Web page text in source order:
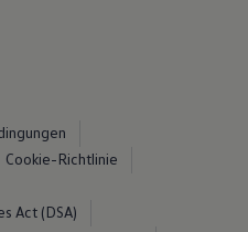
Cookie-Richtlinie
Act (DSA)